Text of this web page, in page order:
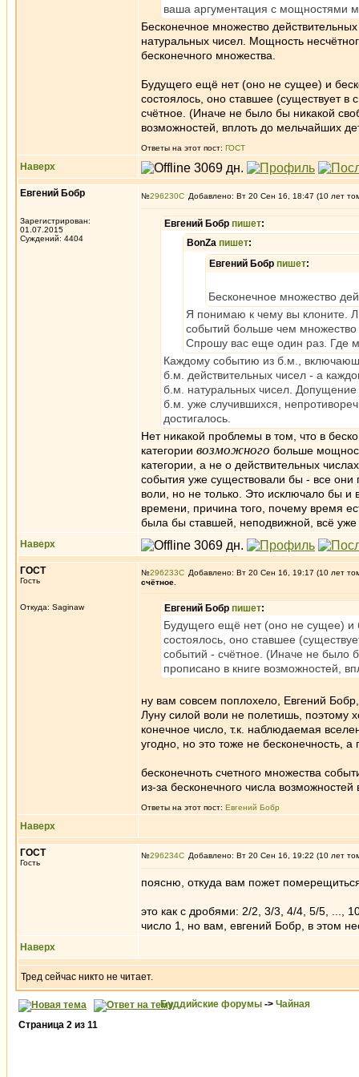
ваша аргументация с мощностями
Бесконечное множество
натуральных чисел. Мощность
бесконечного множества.
Будущего ещё нет (оно не сущее) и
состоялось, оно ставшее (существует в
счётное. (Иначе не было бы никакой
возможностей, вплоть до мельчайших
Ответы на этот пост: ГОСТ
Наверх
Евгений Бобр
Зарегистрирован:
01.07.2015
Суждений: 4404
№296230 Добавлено: Вт 20 Сен 16, 18:47 (10 лет
Евгений Бобр пишет:
BonZa пишет:
Евгений Бобр пишет:
Бесконечное множество
Я понимаю к чему вы клоните.
событий больше чем
Спрошу вас еще один раз. Где
Каждому событию из б.м.,
б.м. действительных чисел - а
б.м. натуральных чисел.
б.м. уже случившихся,
достигалось.
Нет никакой проблемы в том, что в
категории возможного больше
категории, а не о действительных
события уже существовали бы - все
воли, но не только. Это исключало бы и
времени, причина того, почему время
была бы ставшей, неподвижной, всё уже
Наверх
ГОСТ
Гость
Откуда: Saginaw
№296233
Добавлено: Вт 20 Сен 16, 19:17 (10 лет
счётное.
Евгений Бобр пишет:
Будущего ещё нет (оно не сущее) и
состоялось, оно ставшее
событий - счётное. (Иначе не было
прописано в книге возможностей,
ну вам совсем поплохело, Евгений
Луну силой воли не полетишь, поэтому
конечное число, т.к. наблюдаемая
угодно, но это тоже не бесконечность,
бесконечноть счетного множества
из-за бесконечного числа
Ответы на этот пост: Евгений Бобр
Наверх
ГОСТ
Гость
№296234 Добавлено: Вт 20 Сен 16, 19:22 (10 лет
поясню, откуда вам пожет
это как с дробями: 2/2, 3/3, 4/4, 5/5, ...,
число 1, но вам, евгений Бобр, в этом
Наверх
Тред сейчас никто не читает.
Буддийские форумы -> Чайная
Страница 2 из 11